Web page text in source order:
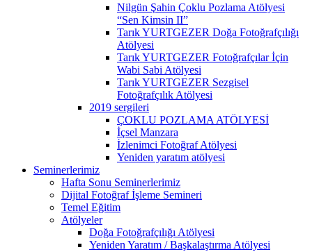
Nilgün Şahin Çoklu Pozlama Atölyesi
“Sen Kimsin II”
Tarık YURTGEZER Doğa Fotoğrafçılığı
Atölyesi
Tarık YURTGEZER Fotoğrafçılar İçin
Wabi Sabi Atölyesi
Tarık YURTGEZER Sezgisel
Fotoğrafçılık Atölyesi
2019 sergileri
ÇOKLU POZLAMA ATÖLYESİ
İçsel Manzara
İzlenimci Fotoğraf Atölyesi
Yeniden yaratım atölyesi
Seminerlerimiz
Hafta Sonu Seminerlerimiz
Dijital Fotoğraf İşleme Semineri
Temel Eğitim
Atölyeler
Doğa Fotoğrafçılığı Atölyesi
Yeniden Yaratım / Başkalaştırma Atölyesi